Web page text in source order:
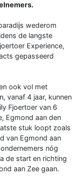
wederom
de langste
Experience,
gepasseerd
ook vol met
vanaf 4 jaar, kunnen
Fjoertoer van 6
Egmond aan den
stuk loopt zoals
van Egmond aan
nóg
de start en richting
aan Zee gaan.